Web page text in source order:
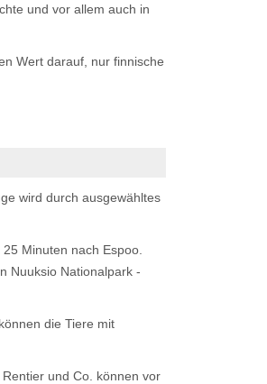
und vor allem auch in
Wert darauf, nur finnische
wird durch ausgewähltes
Minuten nach Espoo.
Nuuksio Nationalpark -
die Tiere mit
und Co. können vor